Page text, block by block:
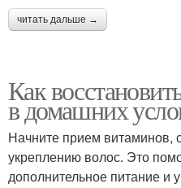
читать дальше →
Как
в домашних
Начните прием витаминов,
укреплению волос. Это
дополнительное питание и